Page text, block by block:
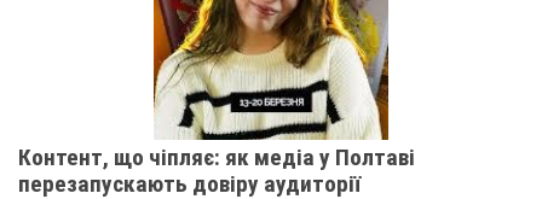
Контент, що чіпляє: як медіа у Полтаві
перезапускають довіру аудиторії